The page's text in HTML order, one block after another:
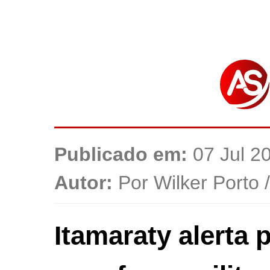
Publicado em: 07 Jul
Autor: Por Wilker Porto
Itamaraty alerta